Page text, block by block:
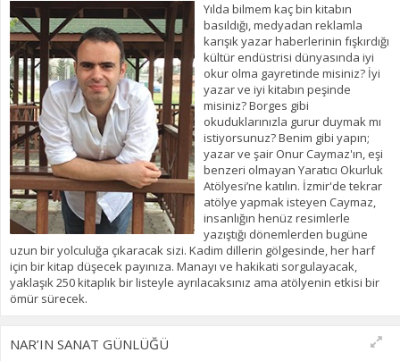
Yılda bilmem kaç bin kitabın
basıldığı, medyadan reklamla
karışık yazar haberlerinin fışkırdığı
kültür endüstrisi dünyasında iyi
okur olma gayretinde misiniz? İyi
yazar ve iyi kitabın peşinde
misiniz? Borges gibi
okuduklarınızla gurur duymak mı
istiyorsunuz? Benim gibi yapın;
yazar ve şair Onur Caymaz'ın, eşi
benzeri olmayan Yaratıcı Okurluk
Atölyesi’ne katılın. İzmir'de tekrar
atölye yapmak isteyen Caymaz,
insanlığın henüz resimlerle
yazıştığı dönemlerden bugüne
uzun bir yolculuğa çıkaracak sizi. Kadim dillerin gölgesinde, her harf
için bir kitap düşecek payınıza. Manayı ve hakikati sorgulayacak,
yaklaşık 250 kitaplık bir listeyle ayrılacaksınız ama atölyenin etkisi bir
ömür sürecek.
NAR’IN SANAT GÜNLÜĞÜ